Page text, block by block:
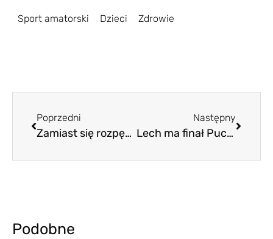
Sport amatorski Dzieci Zdrowie
Poprzedni
Zamiast się rozpędzić, Lech walczy ze słabościami
Następny
Lech ma finał Pucharu Polski. Trzecioligowiec rozstrzelany
Podobne